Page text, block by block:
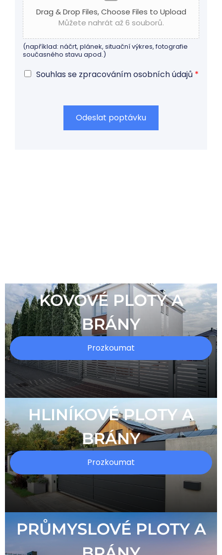
Drag & Drop Files,Choose Files to Upload
Můžete nahrát až 6 souborů.
(například: náčrt, plánek, situační výkres, fotografie
současného stavu apod.)
D
Souhlas se zpracováním osobních údajů *
Odeslat poptávku
KOVOVÉ PLOTY A
BRÁNY
Prozkoumat
HLINÍKOVÉ PLOTY A
BRÁNY
Prozkoumat
PRŮMYSLOVÉ PLOTY A